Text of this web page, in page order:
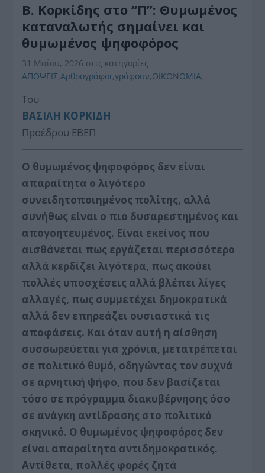
Β. Κορκίδης στο “Π”: Θυμωμένος
καταναλωτής σημαίνει και
θυμωμένος ψηφοφόρος
31 Μαΐου, 2026 στις κατηγορίες
ΑΠΟΨΕΙΣ,Αρθρογράφοι,γράφουν,ΟΙΚΟΝΟΜΙΑ,
Του
ΒΑΣΙΛΗ ΚΟΡΚΙΔΗ
Προέδρου ΕΒΕΠ
Ο θυμωμένος ψηφοφόρος δεν είναι
απαραίτητα ο λιγότερο
συνειδητοποιημένος πολίτης, αλλά
συνήθως είναι ο πιο δυσαρεστημένος και
απογοητευμένος. Είναι εκείνος που
αισθάνεται πως εργάζεται περισσότερο
αλλά κερδίζει λιγότερα, πως ακούει
πολλές υποσχέσεις αλλά βλέπει λίγες
αλλαγές, πως συμμετέχει δημοκρατικά
αλλά δεν επηρεάζει ουσιαστικά τις
αποφάσεις. Και όταν αυτή η αίσθηση
συσσωρεύεται για χρόνια, μετατρέπεται
σε πολιτικό θυμό, οδηγώντας τον συχνά
σε αρνητική ψήφο, που δεν βασίζεται
τόσο σε πρόγραμμα διακυβέρνησης όσο
σε ανάγκη αντίδρασης στο πολιτικό
σκηνικό. Ο θυμωμένος ψηφοφόρος δεν
είναι απαραίτητα αντιδημοκρατικός.
Αντίθετα, πολλές φορές ζητά